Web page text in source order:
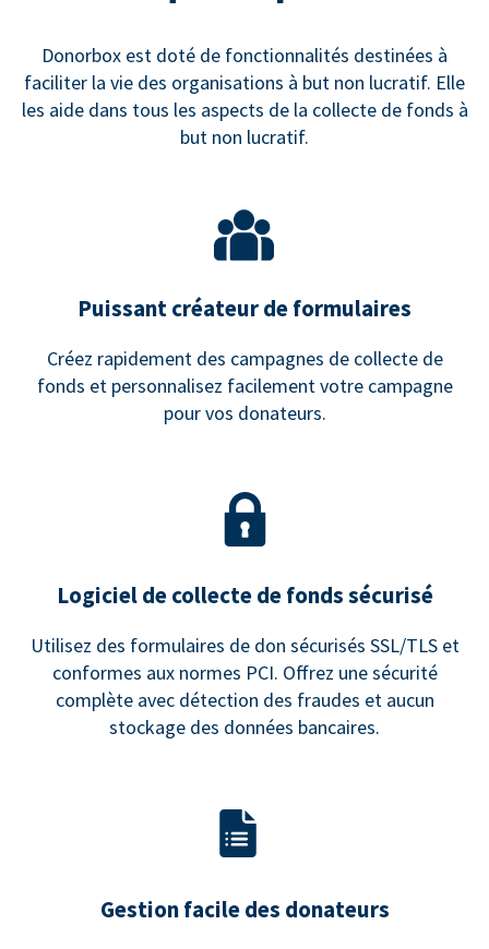
Donorbox est doté de fonctionnalités destinées à
faciliter la vie des organisations à but non lucratif. Elle
les aide dans tous les aspects de la collecte de fonds à
but non lucratif.
Puissant créateur de formulaires
Créez rapidement des campagnes de collecte de
fonds et personnalisez facilement votre campagne
pour vos donateurs.
Logiciel de collecte de fonds sécurisé
Utilisez des formulaires de don sécurisés SSL/TLS et
conformes aux normes PCI. Offrez une sécurité
complète avec détection des fraudes et aucun
stockage des données bancaires.
Gestion facile des donateurs